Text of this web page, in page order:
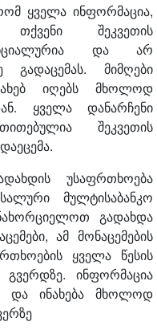
ყველა ინფორმაცია,
შეკვეთის
და არ
გადაცემას. მიმღები
იღებს მხოლოდ
ყველა დანარჩენი
შეკვეთის
უსაფრთხოება
მულტისაბანკო
გადახდა
ამ მონაცემების
ყველა წესის
ინფორმაცია
და ინახება მხოლოდ